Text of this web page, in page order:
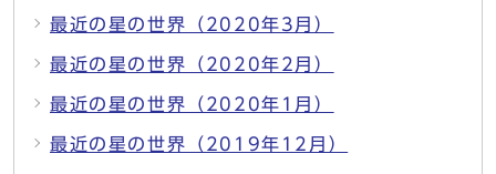
最近の星の世界（2020年3月）
最近の星の世界（2020年2月）
最近の星の世界（2020年1月）
最近の星の世界（2019年12月）